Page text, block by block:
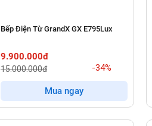
Bếp Điện Từ GrandX GX E795Lux
9.900.000đ
15.000.000đ -34%
Mua ngay